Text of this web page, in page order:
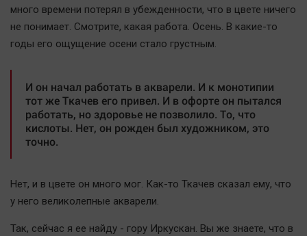
Народная журналистика
Обсуждаем
Отдых
Персона
Последняя инстанция
Тенденции
Точка на карте
много времени потерял в убежденности, что в цвете ничего
не понимает. Смотрите, какая работа. Осень. В какие-то
годы его ощущение осени стало грустным.
И он начал работать в акварели. И к монотипии
тот же Ткачев его привел. И в офорте он пытался
работать, но здоровье не позволило. То, что
кислоты. Нет, он рожден был художником, это
точно.
Нет, и в цвете он много мог. Как-то Ткачев сказал ему, что
у него великолепные акварели.
Так, сейчас я ее найду - гору Иркускан. Вы же знаете, что в